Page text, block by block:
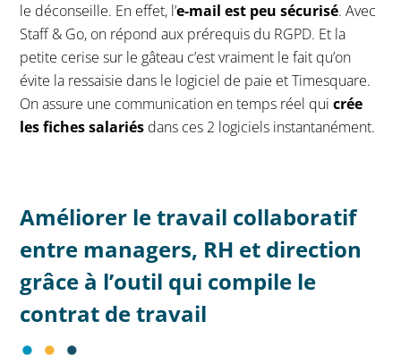
le déconseille. En effet, l’e-mail est peu sécurisé. Avec
Staff & Go, on répond aux prérequis du RGPD. Et la
petite cerise sur le gâteau c’est vraiment le fait qu’on
évite la ressaisie dans le logiciel de paie et Timesquare.
On assure une communication en temps réel quicrée
les fiches salariés dans ces 2 logiciels instantanément.
Améliorer le travail collaboratif
entre managers, RH et direction
grâce à l’outil qui compile le
contrat de travail